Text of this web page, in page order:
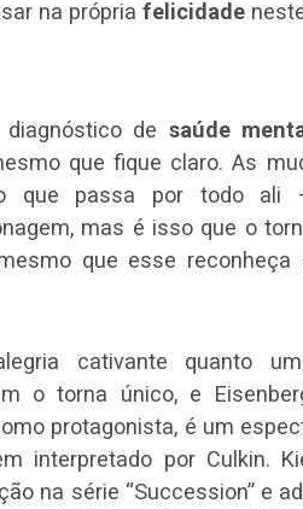
na própria felicidade
de saúde
que fique claro. As
que passa por todo ali
mas é isso que o
que esse
cativante quanto
o torna único, e
protagonista, é um
interpretado por Culkin.
na série “Succession” e